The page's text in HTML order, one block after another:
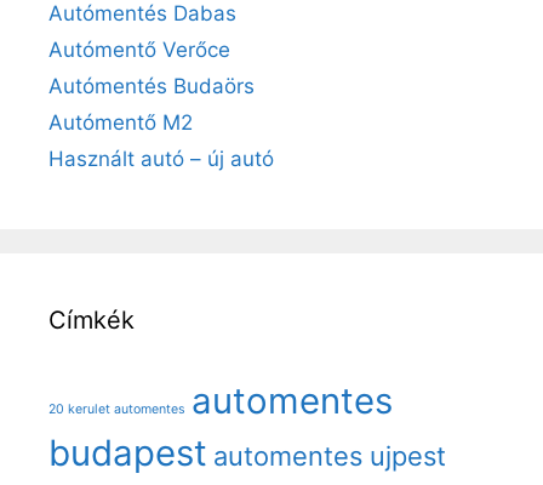
Autómentés Dabas
Autómentő Verőce
Autómentés Budaörs
Autómentő M2
Használt autó – új autó
Címkék
20 kerulet automentes automentes
budapest automentes ujpest